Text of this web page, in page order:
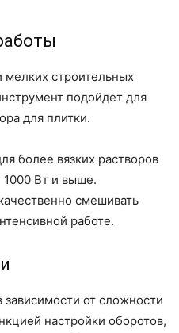
строительных
подойдет для
для плитки.
более вязких растворов
1000 Вт и выше.
смешивать
работе.
от сложности
настройки оборотов,